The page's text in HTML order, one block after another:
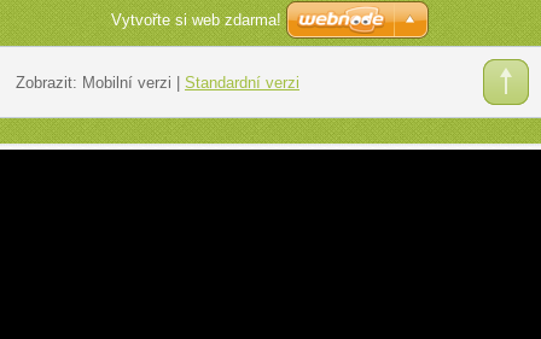
Vytvořte si web zdarma!
Zobrazit: Mobilní verzi Standardní verzi